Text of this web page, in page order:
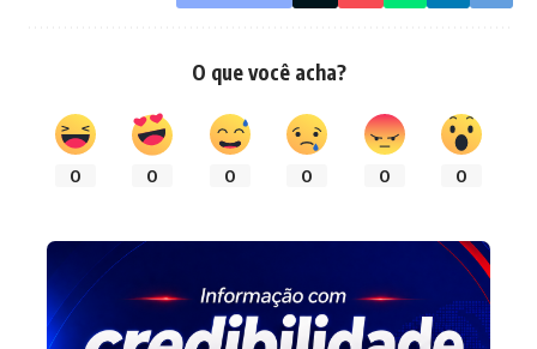
O que você acha?
0 0 0 0 0 0